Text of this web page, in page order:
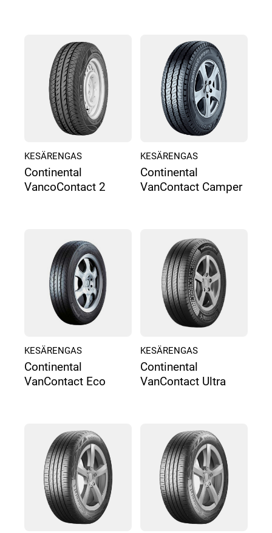
KESÄRENGAS
Continental
VancoContact 2
KESÄRENGAS
Continental
VanContact Camper
KESÄRENGAS
Continental
VanContact Eco
KESÄRENGAS
Continental
VanContact Ultra